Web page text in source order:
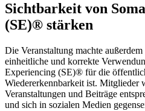
Sichtbarkeit von
(SE)® stärken
Die Veranstaltung machte
einheitliche und korrekte
Experiencing (SE)® für die
Wiedererkennbarkeit ist. Mitglieder
Veranstaltungen und Beiträge
und sich in sozialen Medien